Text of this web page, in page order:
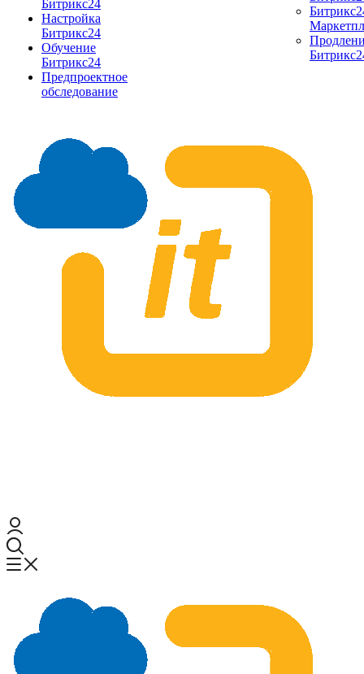
Битрикс24
Настройка
Битрикс24
Обучение
Битрикс24
Предпроектное
обследование